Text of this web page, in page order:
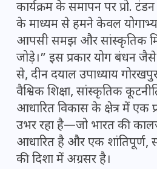
कार्यक्रम के समापन पर प्रो.
के माध्यम से हमने केवल
आपसी समझ और सांस्कृतिक
जोड़े।” इस प्रकार योग बंधन जैसे
से, दीन दयाल उपाध्याय गोरखपुर
वैश्विक शिक्षा, सांस्कृतिक
आधारित विकास के क्षेत्र में
उभर रहा है—जो भारत की
आधारित है और एक शांतिपूर्ण,
की दिशा में अग्रसर है।